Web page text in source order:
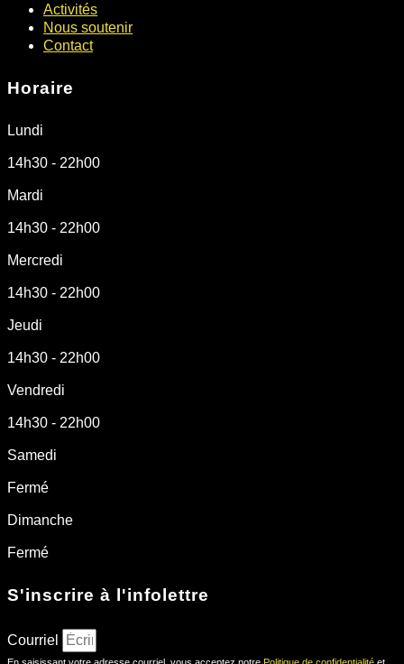
Activités
Nous soutenir
Contact
Horaire
Lundi
14h30 - 22h00
Mardi
14h30 - 22h00
Mercredi
14h30 - 22h00
Jeudi
14h30 - 22h00
Vendredi
14h30 - 22h00
Samedi
Fermé
Dimanche
Fermé
S'inscrire à l'infolettre
Courriel